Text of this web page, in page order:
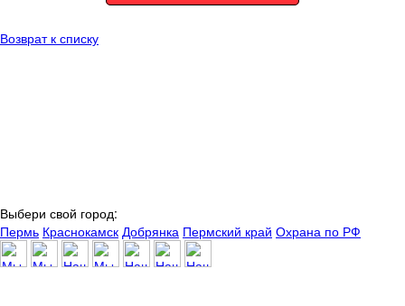
Возврат к списку
Выбери свой город:
Пермь Краснокамск Добрянка Пермский край Охрана по РФ